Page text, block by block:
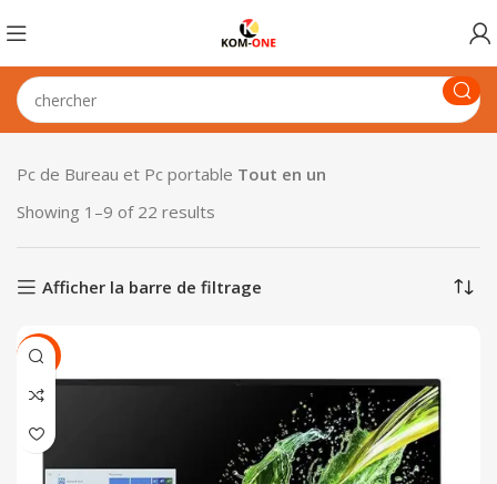
Pc de Bureau et Pc portable Tout en un
Showing 1–9 of 22 results
Afficher la barre de filtrage
SALE